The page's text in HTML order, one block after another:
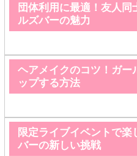
団体利用に最適！友人
ルズバーの魅力
ヘアメイクのコツ！ガー
ップする方法
限定ライブイベントで
バーの新しい挑戦